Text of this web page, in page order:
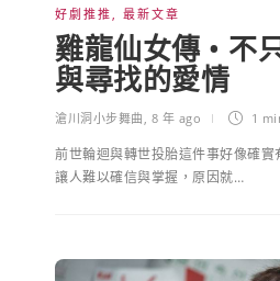
好劇推推 最新文章
雞龍仙女傳 • 不
與尋找的愛情
滄川洞小步舞曲 8 年 ago 1
前世輪迴與轉世投胎這件事好像確
讓人難以確信與掌握，原因就…